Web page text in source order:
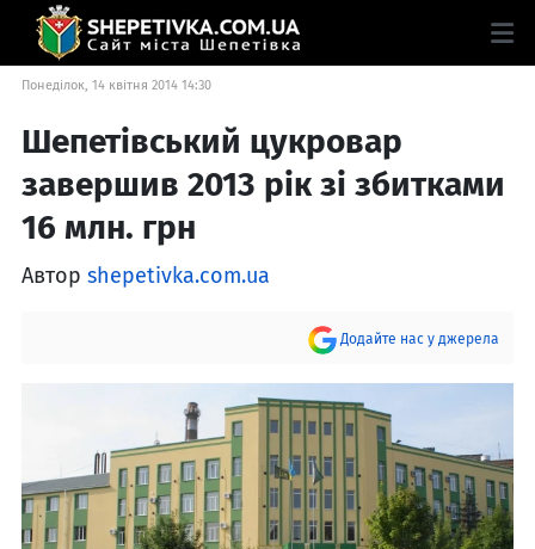
Понеділок, 14 квітня 2014 14:30
Шепетівський цукровар
завершив 2013 рік зі збитками
16 млн. грн
Автор shepetivka.com.ua
Додайте нас у джерела